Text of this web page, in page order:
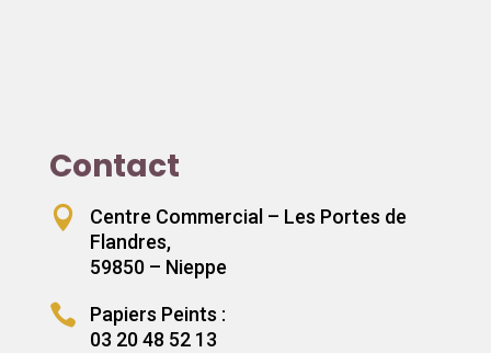
Contact

Centre Commercial – Les Portes de
Flandres,
59850 – Nieppe

Papiers Peints :
03 20 48 52 13